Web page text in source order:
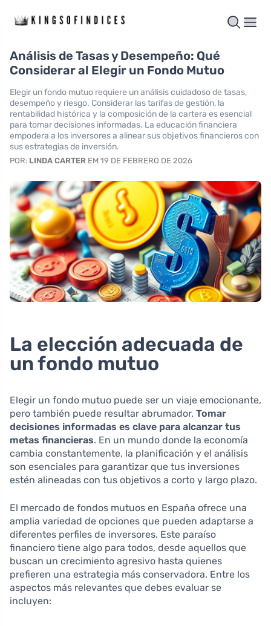
Análisis de Tasas y Desempeño: Qué
Considerar al Elegir un Fondo Mutuo
Elegir un fondo mutuo requiere un análisis cuidadoso de tasas,
desempeño y riesgo. Considerar las tarifas de gestión, la
rentabilidad histórica y la composición de la cartera es esencial
para tomar decisiones informadas. La educación financiera
empodera a los inversores a alinear sus objetivos financieros con
sus estrategias de inversión.
POR: LINDA CARTER EM 19 DE FEBRERO DE 2026
La elección adecuada de
un fondo mutuo
Elegir un fondo mutuo puede ser un viaje emocionante,
pero también puede resultar abrumador. Tomar
decisiones informadas es clave para alcanzar tus
metas financieras. En un mundo donde la economía
cambia constantemente, la planificación y el análisis
son esenciales para garantizar que tus inversiones
estén alineadas con tus objetivos a corto y largo plazo.
El mercado de fondos mutuos en España ofrece una
amplia variedad de opciones que pueden adaptarse a
diferentes perfiles de inversores. Este paraíso
financiero tiene algo para todos, desde aquellos que
buscan un crecimiento agresivo hasta quienes
prefieren una estrategia más conservadora. Entre los
aspectos más relevantes que debes evaluar se
incluyen: